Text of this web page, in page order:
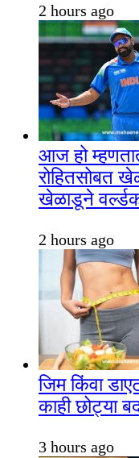
2 hours ago
आज हो
रोहितसोबत
खेळाडूने
2 hours ago
जिम किंवा
काही छोट्या
3 hours ago